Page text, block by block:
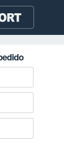
EXTENSÃO DO